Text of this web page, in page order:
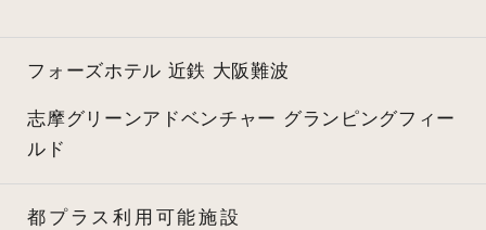
フォーズホテル 近鉄 大阪難波
志摩グリーンアドベンチャー グランピングフィー
ルド
都プラス利用可能施設